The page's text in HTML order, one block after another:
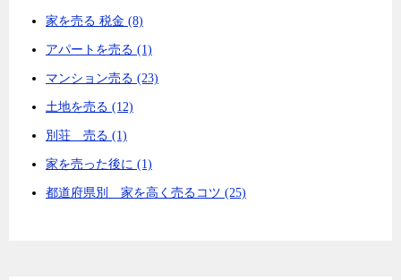
家を売る 税金 (8)
アパートを売る (1)
マンション売る (23)
土地を売る (12)
別荘 売る (1)
家を売った後に (1)
都道府県別 家を高く売るコツ (25)